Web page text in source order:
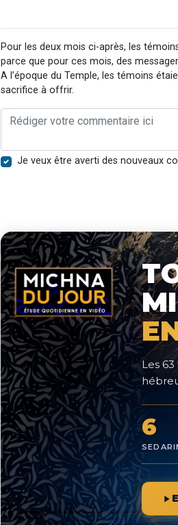
Pour les deux mois ci-après, les
parce que pour ces mois, des
A l’époque du Temple, les témoins
sacrifice à offrir.
Je veux être averti des nouveaux
Les
6